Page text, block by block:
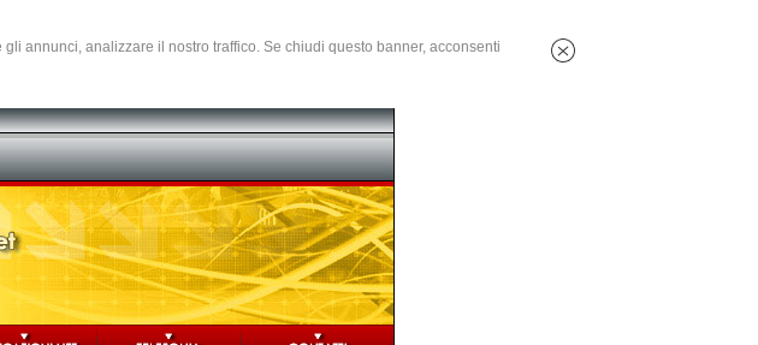
annunci, analizzare il nostro traffico. Se chiudi questo banner, acconsenti